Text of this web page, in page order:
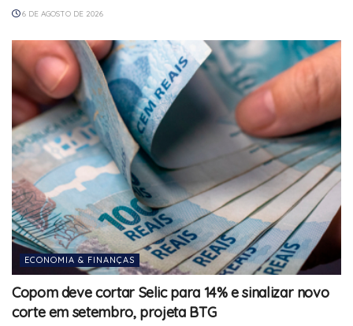
6 DE AGOSTO DE 2026
ECONOMIA & FINANÇAS
Copom deve cortar Selic para 14% e sinalizar novo
corte em setembro, projeta BTG